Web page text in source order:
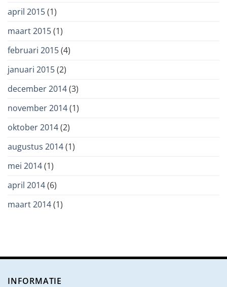
april 2015(1)
maart 2015(1)
februari 2015(4)
januari 2015(2)
december 2014(3)
november 2014(1)
oktober 2014(2)
augustus 2014(1)
mei 2014(1)
april 2014(6)
maart 2014(1)
INFORMATIE